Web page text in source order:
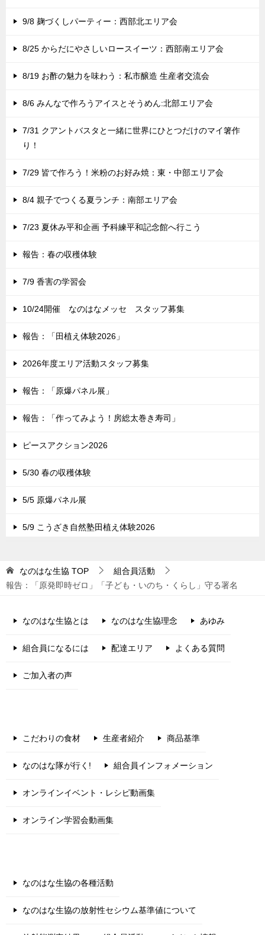
9/8 麹づくしパーティー：西部北エリア会
8/25 からだにやさしいロースイーツ：西部南エリア会
8/19 お酢の魅力を味わう：私市醸造 生産者交流会
8/6 みんなで作ろうアイスとそうめん:北部エリア会
7/31 クアントバスタと一緒に世界にひとつだけのマイ箸作
り！
7/29 皆で作ろう！米粉のお好み焼：東・中部エリア会
8/4 親子でつくる夏ランチ：南部エリア会
7/23 夏休み平和企画 予科練平和記念館へ行こう
報告：春の収穫体験
7/9 香害の学習会
10/24開催 なのはなメッセ スタッフ募集
報告：「田植え体験2026」
2026年度エリア活動スタッフ募集
報告：「原爆パネル展」
報告：「作ってみよう！房総太巻き寿司」
ピースアクション2026
5/30 春の収穫体験
5/5 原爆パネル展
5/9 こうざき自然塾田植え体験2026
なのはな生協 TOP
組合員活動
報告：「原発即時ゼロ」「子ども・いのち・くらし」守る署名
なのはな生協とは なのはな生協理念 あゆみ
組合員になるには 配達エリア よくある質問
ご加入者の声
こだわりの食材 生産者紹介 商品基準
なのはな隊が行く! 組合員インフォメーション
オンラインイベント・レシピ動画集
オンライン学習会動画集
なのはな生協の各種活動
なのはな生協の放射性セシウム基準値について